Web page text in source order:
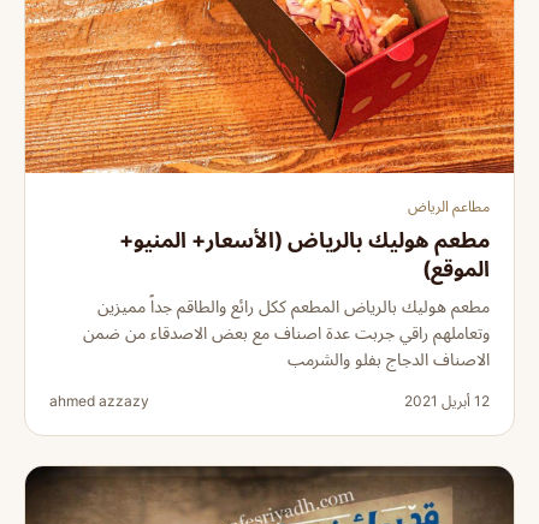
مطاعم الرياض
مطعم هوليك بالرياض (الأسعار+ المنيو+
الموقع)
مطعم هوليك بالرياض المطعم ككل رائع والطاقم جداً مميزين
وتعاملهم راقي جربت عدة اصناف مع بعض الاصدقاء من ضمن
الاصناف الدجاج بفلو والشرمب
12 أبريل 2021 ahmed azzazy